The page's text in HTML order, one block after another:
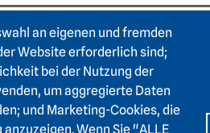
an eigenen und fremden
Website erforderlich sind;
bei der Nutzung der
um aggregierte Daten
und Marketing-Cookies, die
Wenn Sie "ALLE
Footer
Login Intranet
Presse
Förderverein
Kontakt